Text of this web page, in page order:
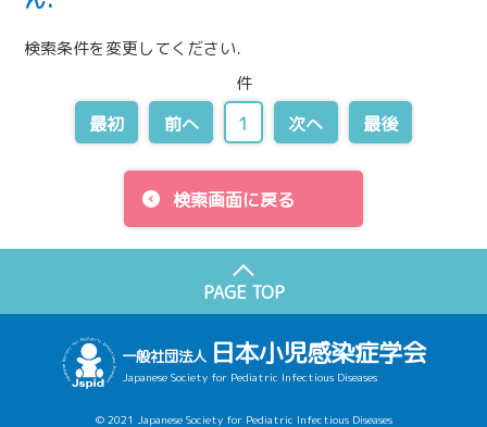
検索条件を変更してください．
件
最初 前へ 1 次へ 最後
検索画面に戻る
PAGE TOP
一般社団法人 日本小児感染症学会
Japanese Society for Pediatric Infectious Diseases
© 2021 Japanese Society for Pediatric Infectious Diseases